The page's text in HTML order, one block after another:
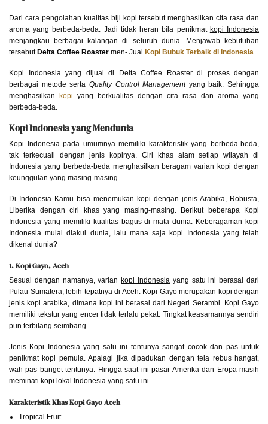
Dari cara pengolahan kualitas biji kopi tersebut menghasilkan cita rasa dan
aroma yang berbeda-beda. Jadi tidak heran bila penikmat kopi Indonesia
menjangkau berbagai kalangan di seluruh dunia. Menjawab kebutuhan
tersebutDelta Coffee Roaster men- Jual Kopi Bubuk Terbaik di Indonesia
Kopi Indonesia yang dijual di Delta Coffee Roaster di proses dengan
berbagai metode serta Quality Control Managementyang baik. Sehingga
menghasilkan kopi yang berkualitas dengan cita rasa dan aroma yang
berbeda-beda.
Kopi Indonesia yang Mendunia
Kopi Indonesiapada umumnya memiliki karakteristik yang berbeda-beda,
tak terkecuali dengan jenis kopinya. Ciri khas alam setiap wilayah di
Indonesia yang berbeda-beda menghasilkan beragam varian kopi dengan
keunggulan yang masing-masing.
Di Indonesia Kamu bisa menemukan kopi dengan jenis Arabika, Robusta,
Liberika dengan ciri khas yang masing-masing. Berikut beberapa Kopi
Indonesia yang memiliki kualitas bagus di mata dunia. Keberagaman kopi
Indonesia mulai diakui dunia, lalu mana saja kopi Indonesia yang telah
dikenal dunia?
1. Kopi Gayo, Aceh
Sesuai dengan namanya, varian kopi Indonesia yang satu ini berasal dari
Pulau Sumatera, lebih tepatnya di Aceh. Kopi Gayo merupakan kopi dengan
jenis kopi arabika, dimana kopi ini berasal dari Negeri Serambi. Kopi Gayo
memiliki tekstur yang encer tidak terlalu pekat. Tingkat keasamannya sendiri
pun terbilang seimbang.
Jenis Kopi Indonesia yang satu ini tentunya sangat cocok dan pas untuk
penikmat kopi pemula. Apalagi jika dipadukan dengan tela rebus hangat,
wah pas banget tentunya. Hingga saat ini pasar Amerika dan Eropa masih
meminati kopi lokal Indonesia yang satu ini.
Karakteristik Khas Kopi Gayo Aceh
Tropical Fruit